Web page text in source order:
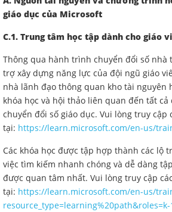
giáo dục của Microsoft
C.1. Trung tâm học tập dành cho giáo
Thông qua hành trình chuyển đổi số nhà
trợ xây dựng năng lực của đội ngũ giáo
nhà lãnh đạo thông quan kho tài nguyên
khóa học và hội thảo liên quan đến tất
chuyển đổi số giáo dục. Vui lòng truy cập
tại: https://learn.microsoft.com/en-us/
Các khóa học được tập hợp thành các lộ
việc tìm kiếm nhanh chóng và dễ dàng
được quan tâm nhất. Vui lòng truy cập
tại: https://learn.microsoft.com/en-us/